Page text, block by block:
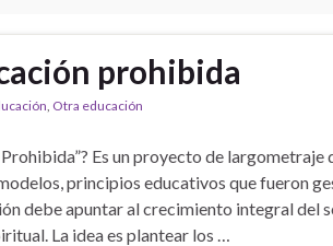
prohibida
Otra educación
Prohibida”? Es un proyecto de
principios educativos que fueron
debe apuntar al crecimiento integral del
La idea es plantear los …